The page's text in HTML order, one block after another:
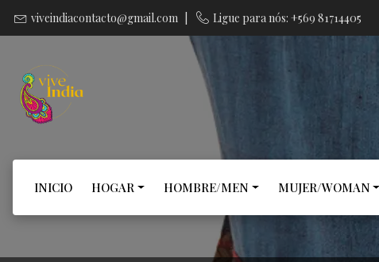
viveindiacontacto@gmail.com Ligue para nós: +569 81714405
INICIO HOGAR HOMBRE/MEN MUJER/WOMAN